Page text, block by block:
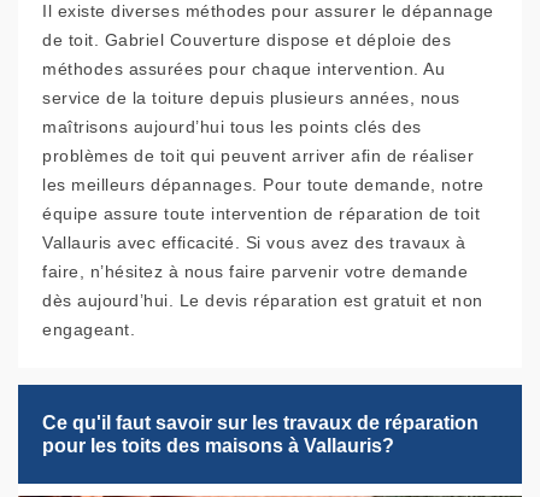
Il existe diverses méthodes pour assurer le dépannage
de toit. Gabriel Couverture dispose et déploie des
méthodes assurées pour chaque intervention. Au
service de la toiture depuis plusieurs années, nous
maîtrisons aujourd’hui tous les points clés des
problèmes de toit qui peuvent arriver afin de réaliser
les meilleurs dépannages. Pour toute demande, notre
équipe assure toute intervention de réparation de toit
Vallauris avec efficacité. Si vous avez des travaux à
faire, n’hésitez à nous faire parvenir votre demande
dès aujourd’hui. Le devis réparation est gratuit et non
engageant.
Ce qu'il faut savoir sur les travaux de réparation
pour les toits des maisons à Vallauris?